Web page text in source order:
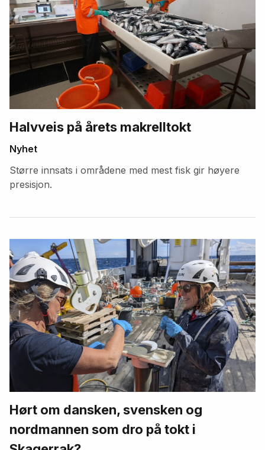
Halvveis på årets makrelltokt
Nyhet
Større innsats i områdene med mest fisk gir høyere
presisjon.
Hørt om dansken, svensken og
nordmannen som dro på tokt i